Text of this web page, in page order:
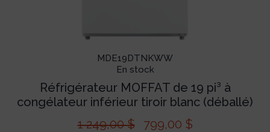
MDE19DTNKWW
En stock
Réfrigérateur MOFFAT de 19 pi³ à
congélateur inférieur tiroir blanc (déballé)
1 249,00$ 799,00 $